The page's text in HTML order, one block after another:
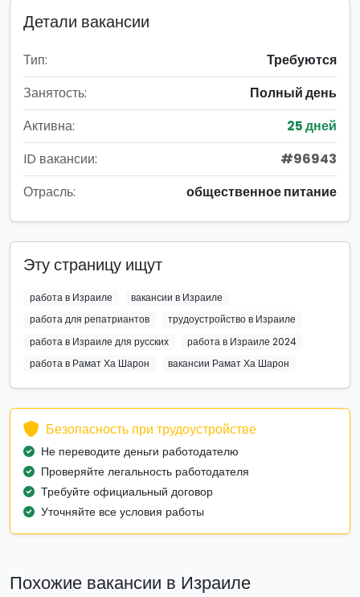
Детали вакансии
Тип:
Требуются
Занятость:
Полный день
Активна:
25 дней
ID вакансии:
#96943
Отрасль:
общественное питание
Эту страницу ищут
работа в Израиле
вакансии в Израиле
работа для репатриантов
трудоустройство в Израиле
работа в Израиле для русских
работа в Израиле 2024
работа в Рамат Ха Шарон
вакансии Рамат Ха Шарон
Безопасность при трудоустройстве
Не переводите деньги работодателю
Проверяйте легальность работодателя
Требуйте официальный договор
Уточняйте все условия работы
Похожие вакансии в Израиле